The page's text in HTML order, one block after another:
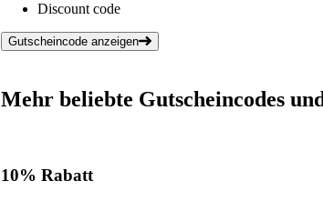
Discount code
Gutscheincode anzeigen
Mehr beliebte Gutscheincodes
10% Rabatt